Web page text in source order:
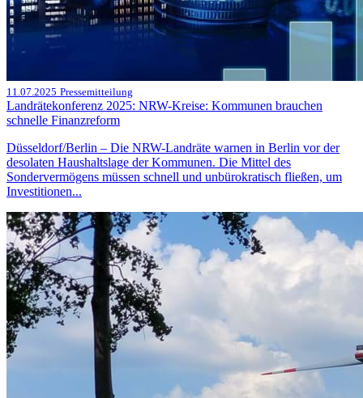
11.07.2025 Pressemitteilung
Landrätekonferenz 2025: NRW-Kreise: Kommunen brauchen
schnelle Finanzreform
Düsseldorf/Berlin – Die NRW-Landräte warnen in Berlin vor der
desolaten Haushaltslage der Kommunen. Die Mittel des
Sondervermögens müssen schnell und unbürokratisch fließen, um
Investitionen...